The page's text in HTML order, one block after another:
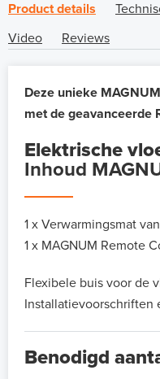
Product details
Video
Reviews
Deze unieke
met de geavanceerde
Elektrische
Inhoud
1 x Verwarmingsmat
1 x MAGNUM Remote
Flexibele buis voor de
Installatievoorschriften
Benodigd